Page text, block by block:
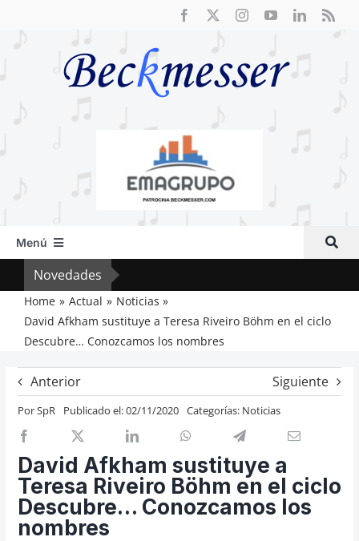
Menú
Inicio
Actual
Artículos
Previos de ópera
Entrevistas
Recomendación
Cosas de Beckmesser
Nosotros y privacidad
Buscar:
Novedades
Home Actual
Noticias
David Afkham sustituye a Teresa Riveiro Böhm en el ciclo
Descubre… Conozcamos los nombres
Anterior Siguiente
PorSpR Publicado el: 02/11/2020 Categorías: Noticias
David Afkham sustituye a
Teresa Riveiro Böhm en el ciclo
Descubre… Conozcamos los
nombres